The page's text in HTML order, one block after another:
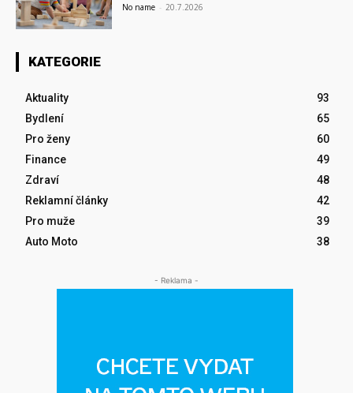
No name - 20.7.2026
KATEGORIE
Aktuality
93
Bydlení
65
Pro ženy
60
Finance
49
Zdraví
48
Reklamní články
42
Pro muže
39
Auto Moto
38
- Reklama -